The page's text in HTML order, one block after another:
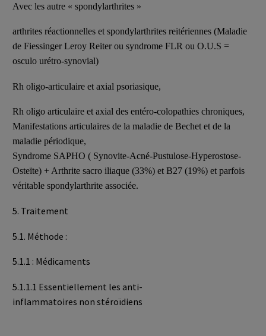
Avec les autre « spondylarthrites »
arthrites réactionnelles et spondylarthrites reitériennes (Maladie
de Fiessinger Leroy Reiter ou syndrome FLR ou O.U.S =
osculo urétro-synovial)
Rh oligo-articulaire et axial psoriasique,
Rh oligo articulaire et axial des entéro-colopathies chroniques,
Manifestations articulaires de la maladie de Bechet et de la
maladie périodique,
Syndrome SAPHO ( Synovite-Acné-Pustulose-Hyperostose-
Osteïte) + Arthrite sacro iliaque (33%) et B27 (19%) et parfois
véritable spondylarthrite associée.
5. Traitement
5.1. Méthode :
5.1.1 : Médicaments
5.1.1.1 Essentiellement les anti-
inflammatoires non stéroïdiens